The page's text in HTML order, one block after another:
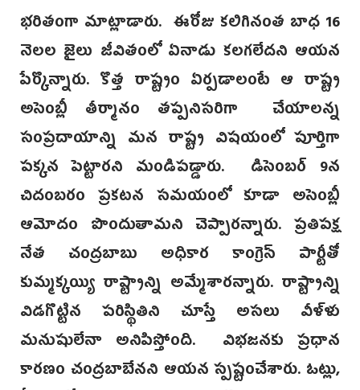
భరితంగా మాట్లాడారు. ఈరోజు కలిగినంత బాధ 16
నెలల జైలు జీవితంలో ఏనాడు కలగలేదని ఆయన
పేర్కొన్నారు. కొత్త రాష్ట్రం ఏర్పడాలంటే ఆ రాష్ట్ర
అసెంబ్లీ తీర్మానం తప్పనిసరిగా చేయాలన్న
సంప్రదాయాన్ని మన రాష్ట్ర విషయంలో పూర్తిగా
పక్కన పెట్టారని మండిపడ్డారు. డిసెంబర్ 9న
చిదంబరం ప్రకటన సమయంలో కూడా అసెంబ్లీ
ఆమోదం పొందుతామని చెప్పారన్నారు. ప్రతిపక్ష
నేత చంద్రబాబు అధికార కాంగ్రెస్ పార్టీతో
కుమ్మక్కయ్యి రాష్ట్రాన్ని అమ్మేశారన్నారు. రాష్ట్రాన్ని
విడగొట్టిన పరిస్థితిని చూస్తే అసలు వీళ్ళు
మనుషులేనా అనిపిస్తోంది. విభజనకు ప్రధాన
కారణం చంద్రబాబేనని ఆయన స్పష్టంచేశారు. ఓట్లు,